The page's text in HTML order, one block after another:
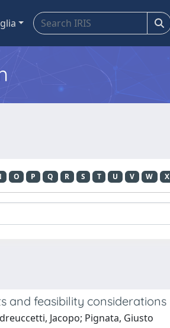
O P Q R S T U V W X
and feasibility considerations
Jacopo; Pignata, Giusto